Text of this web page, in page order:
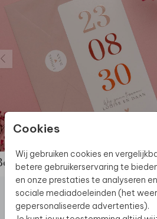
Cookies
Wij gebruiken cookies en
betere gebruikerservaring te
en onze prestaties te analyseren
sociale mediadoeleinden (het
gepersonaliseerde advertenties).
de complete set